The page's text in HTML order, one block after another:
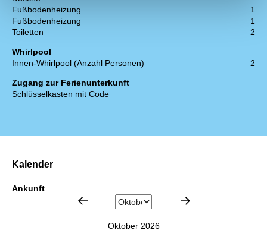
Fußbodenheizung
1
Fußbodenheizung
1
Toiletten
2
Whirlpool
Innen-Whirlpool (Anzahl Personen)
2
Zugang zur Ferienunterkunft
Schlüsselkasten mit Code
Kalender
Ankunft
Oktober 2026